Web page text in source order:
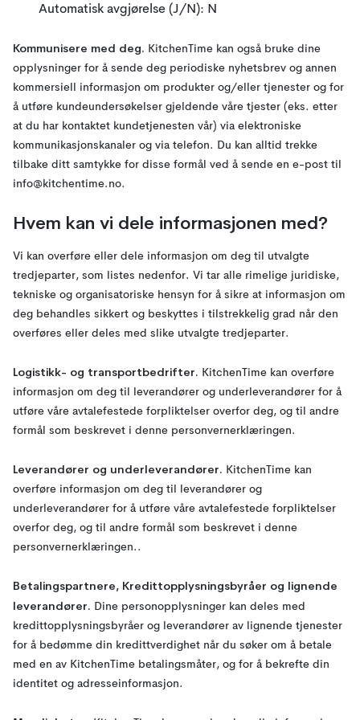
Automatisk avgjørelse (J/N): N
Kommunisere med deg. KitchenTime kan også bruke dine
opplysninger for å sende deg periodiske nyhetsbrev og annen
kommersiell informasjon om produkter og/eller tjenester og for
å utføre kundeundersøkelser gjeldende våre tjester (eks. etter
at du har kontaktet kundetjenesten vår) via elektroniske
kommunikasjonskanaler og via telefon. Du kan alltid trekke
tilbake ditt samtykke for disse formål ved å sende en e-post til
info@kitchentime.no.
Hvem kan vi dele informasjonen med?
Vi kan overføre eller dele informasjon om deg til utvalgte
tredjeparter, som listes nedenfor. Vi tar alle rimelige juridiske,
tekniske og organisatoriske hensyn for å sikre at informasjon om
deg behandles sikkert og beskyttes i tilstrekkelig grad når den
overføres eller deles med slike utvalgte tredjeparter.
Logistikk- og transportbedrifter. KitchenTime kan overføre
informasjon om deg til leverandører og underleverandører for å
utføre våre avtalefestede forpliktelser overfor deg, og til andre
formål som beskrevet i denne personvernerklæringen.
Leverandører og underleverandører. KitchenTime kan
overføre informasjon om deg til leverandører og
underleverandører for å utføre våre avtalefestede forpliktelser
overfor deg, og til andre formål som beskrevet i denne
personvernerklæringen..
Betalingspartnere, Kredittopplysningsbyråer og lignende
leverandører. Dine personopplysninger kan deles med
kredittopplysningsbyråer og leverandører av lignende tjenester
for å bedømme din kredittverdighet når du søker om å betale
med en av KitchenTime betalingsmåter, og for å bekrefte din
identitet og adresseinformasjon.